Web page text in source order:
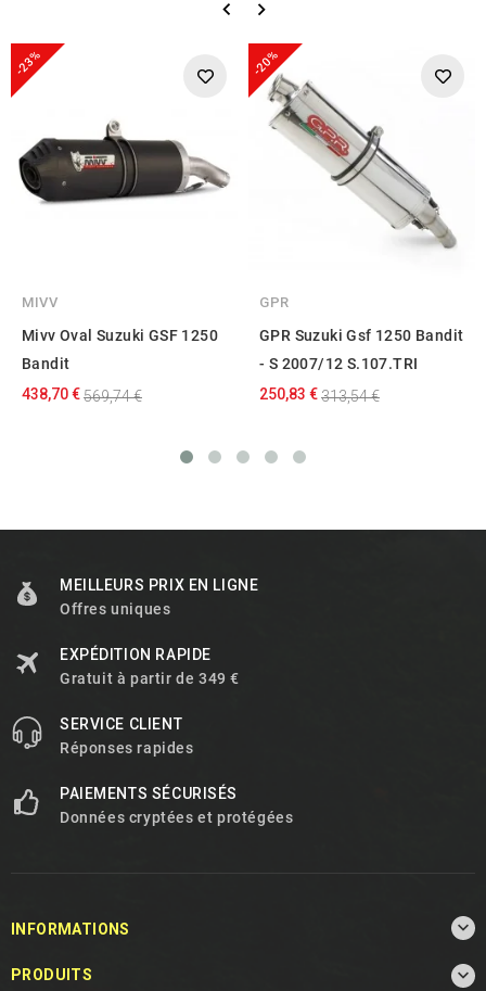
-23%
MIVV
Mivv Oval Suzuki GSF 1250
Bandit
438,70 €569,74 €
-20%
GPR
GPR Suzuki Gsf 1250 Bandit
- S 2007/12 S.107.TRI
250,83 €313,54 €
MEILLEURS PRIX EN LIGNE
Offres uniques
EXPÉDITION RAPIDE
Gratuit à partir de 349 €
SERVICE CLIENT
Réponses rapides
PAIEMENTS SÉCURISÉS
Données cryptées et protégées
INFORMATIONS 
PRODUITS 